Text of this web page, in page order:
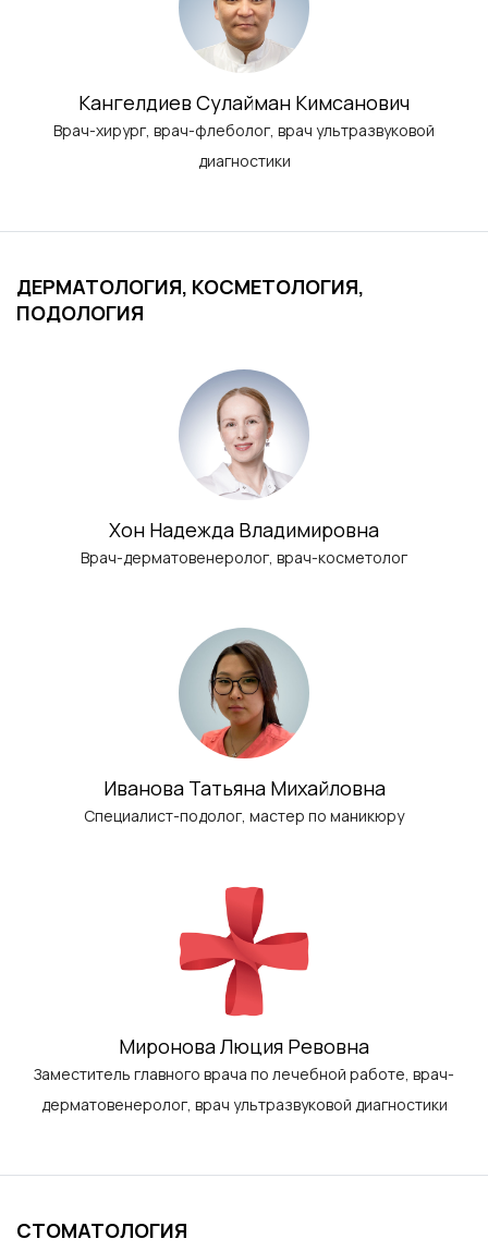
Кангелдиев Сулайман Кимсанович
Врач-хирург, врач-флеболог, врач ультразвуковой
диагностики
ДЕРМАТОЛОГИЯ, КОСМЕТОЛОГИЯ,
ПОДОЛОГИЯ
Хон Надежда Владимировна
Врач-дерматовенеролог, врач-косметолог
Иванова Татьяна Михайловна
Специалист-подолог, мастер по маникюру
Миронова Люция Ревовна
Заместитель главного врача по лечебной работе, врач-
дерматовенеролог, врач ультразвуковой диагностики
СТОМАТОЛОГИЯ